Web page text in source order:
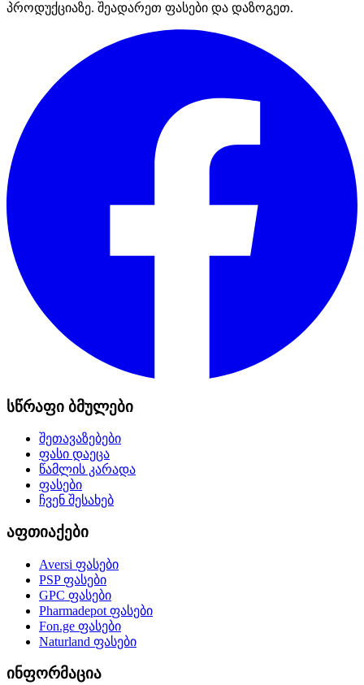
პროდუქციაზე. შეადარეთ ფასები და დაზოგეთ.
სწრაფი ბმულები
შეთავაზებები
ფასი დაეცა
წამლის კარადა
ფასები
ჩვენ შესახებ
აფთიაქები
Aversi ფასები
PSPფასები
GPC ფასები
Pharmadepot ფასები
Fon.ge ფასები
Naturland ფასები
ინფორმაცია